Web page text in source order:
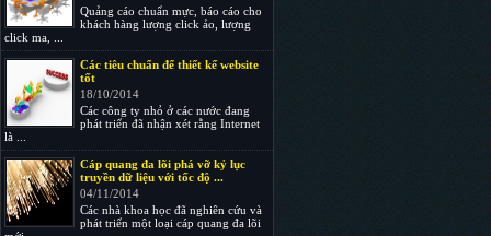
Quảng cáo chuẩn mực, báo cáo cho
khách hàng lượng click ảo, lượng
click ma, ...
Các tiêu chuẩn để thiết kế website
tốt
18/10/2014
Các công ty nhỏ ở các nước đang
phát triển đã nhận xét rằng Internet
là ...
Cáp quang đa lõi phá vỡ kỷ lục
truyền dữ liệu với tốc độ ...
04/11/2014
Các nhà khoa học đã nghiên cứu và
phát triển một loại cáp quang đa lõi